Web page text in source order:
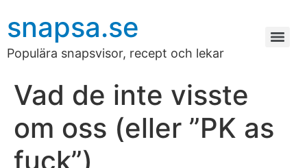
snapsa.se
Populära snapsvisor, recept och lekar
Vad de inte visste
om oss (eller ”PK as
fuck”)